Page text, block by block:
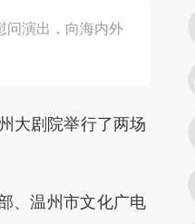
问演出，向海内外
大剧院举行了两场
、温州市文化广电